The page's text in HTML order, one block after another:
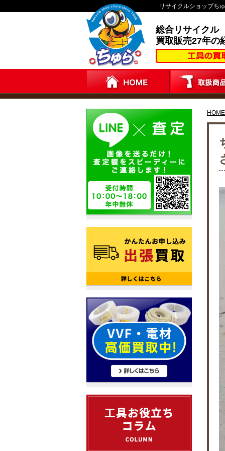
リサイクルショップち
総合リサイクル
買取販売27年の
HOME